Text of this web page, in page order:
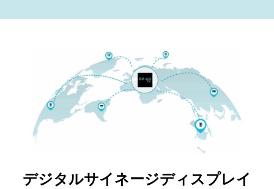
デジタルサイネージディスプレイ